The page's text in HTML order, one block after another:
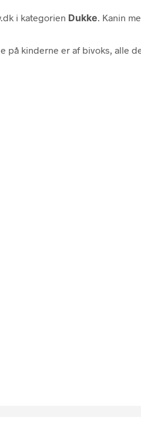
i kategorien Dukke . Kanin
på kinderne er af bivoks, alle